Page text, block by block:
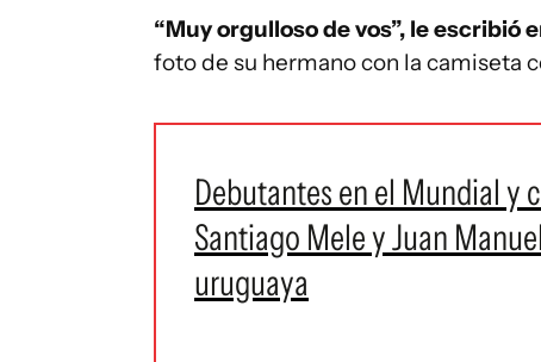
“Muy orgulloso de vos”, le escribió
foto de su hermano con la camiseta
Debutantes en el Mundial y
Santiago Mele y Juan
uruguaya